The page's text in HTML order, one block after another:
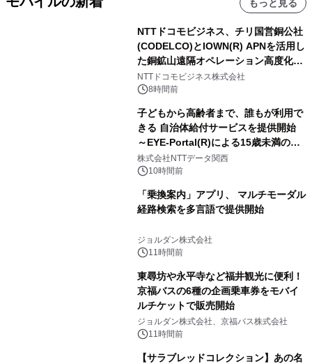
もっと見る
NTTドコモビジネス、チリ国営銅公社
(CODELCO)とIOWN(R) APNを活用し
た銅鉱山遠隔オペレーション高度化に
向けた調査・実証を開始
NTTドコモビジネス株式会社
8時間前
子どもから高齢者まで、誰もが利用で
きる 自治体給付サービスを提供開始
～EYE-Portal(R)による15歳未満の本
人認証と デジタルデバイド対策で実現
～
株式会社NTTデータ関西
10時間前
「乗換案内」アプリ、 マルチモーダル
経路検索を多言語で提供開始
ジョルダン株式会社
11時間前
東尋坊や永平寺など福井観光に便利！
京福バスの6種の企画乗車券をモバイ
ルチケットで販売開始
ジョルダン株式会社、京福バス株式会社
11時間前
【サラブレッドコレクション】あの名